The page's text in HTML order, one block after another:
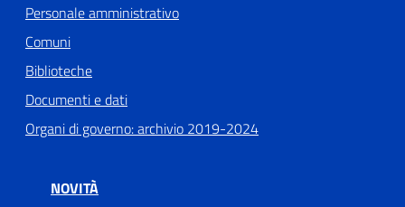
Personale amministrativo
Comuni
Biblioteche
Documenti e dati
Organi di governo: archivio 2019-2024
NOVITÀ